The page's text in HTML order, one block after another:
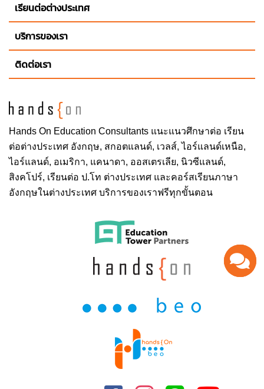
Hands On Education Consultants แนะแนวศึกษาต่อ เรียน
ต่อต่างประเทศ อังกฤษ, สกอตแลนด์, เวลส์, ไอร์แลนด์เหนือ,
ไอร์แลนด์, อเมริกา, แคนาดา, ออสเตรเลีย, นิวซีแลนด์,
สิงคโปร์, เรียนต่อ ป.โท ต่างประเทศ และคอร์สเรียนภาษา
อังกฤษในต่างประเทศ บริการของเราฟรีทุกขั้นตอน
เรียนต่อต่างประเทศ
บริการของเรา
ติดต่อเรา